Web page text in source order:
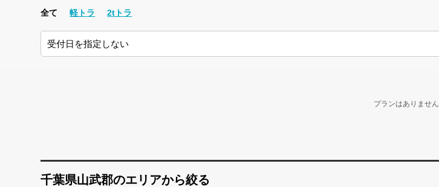
全て 軽トラ 2tトラ
プランはありません
千葉県山武郡のエリアから絞る